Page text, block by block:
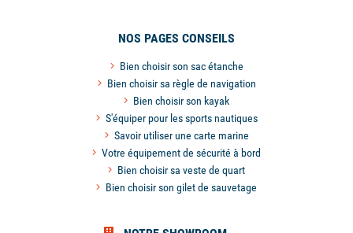
NOS PAGES CONSEILS
Bien choisir son sac étanche
Bien choisir sa règle de navigation
Bien choisir son kayak
S'équiper pour les sports nautiques
Savoir utiliser une carte marine
Votre équipement de sécurité à bord
Bien choisir sa veste de quart
Bien choisir son gilet de sauvetage